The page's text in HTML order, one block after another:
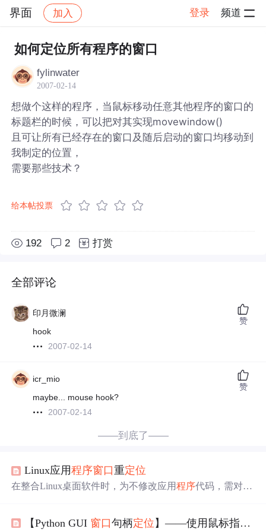
界面 加入 登录 频道
社区 界面 帖子详情
如何定位所有程序的窗口
fylinwater
2007-02-14
想做个这样的程序，当鼠标移动任意其他程序的窗口的
标题栏的时候，可以把对其实现movewindow()
且可让所有已经存在的窗口及随后启动的窗口均移动到
我制定的位置，
需要那些技术？
给本帖投票
192 2 打赏
全部评论
印月微澜
hook
2007-02-14
赞
icr_mio
maybe... mouse hook?
2007-02-14
赞
——到底了——
Linux应用程序窗口重定位
在整合Linux桌面软件时，为不修改应用程序代码，需对窗
置和大小；二是使用xvfb重叠界面，将应用程序界面显示
【Python GUI 窗口句柄定位 】——使用鼠标指针